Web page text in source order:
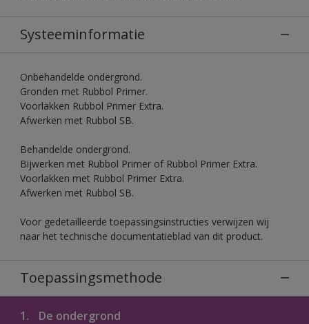
Systeeminformatie
Onbehandelde ondergrond.
Gronden met Rubbol Primer.
Voorlakken Rubbol Primer Extra.
Afwerken met Rubbol SB.
Behandelde ondergrond.
Bijwerken met Rubbol Primer of Rubbol Primer Extra.
Voorlakken met Rubbol Primer Extra.
Afwerken met Rubbol SB.
Voor gedetailleerde toepassingsinstructies verwijzen wij
naar het technische documentatieblad van dit product.
Toepassingsmethode
1. De ondergrond